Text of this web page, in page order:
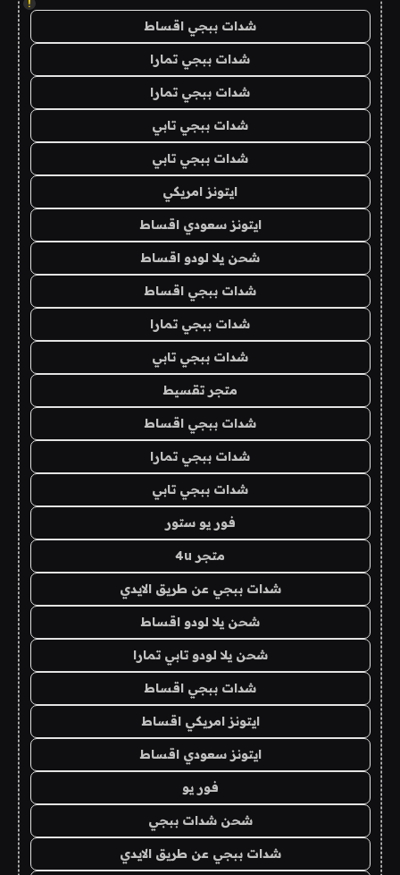
!
شدات ببجي اقساط
شدات ببجي تمارا
شدات ببجي تمارا
شدات ببجي تابي
شدات ببجي تابي
ايتونز امريكي
ايتونز سعودي اقساط
شحن يلا لودو اقساط
شدات ببجي اقساط
شدات ببجي تمارا
شدات ببجي تابي
متجر تقسيط
شدات ببجي اقساط
شدات ببجي تمارا
شدات ببجي تابي
فور يو ستور
متجر 4u
شدات ببجي عن طريق الايدي
شحن يلا لودو اقساط
شحن يلا لودو تابي تمارا
شدات ببجي اقساط
ايتونز امريكي اقساط
ايتونز سعودي اقساط
فور يو
شحن شدات ببجي
شدات ببجي عن طريق الايدي